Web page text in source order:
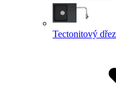
Tectonitový